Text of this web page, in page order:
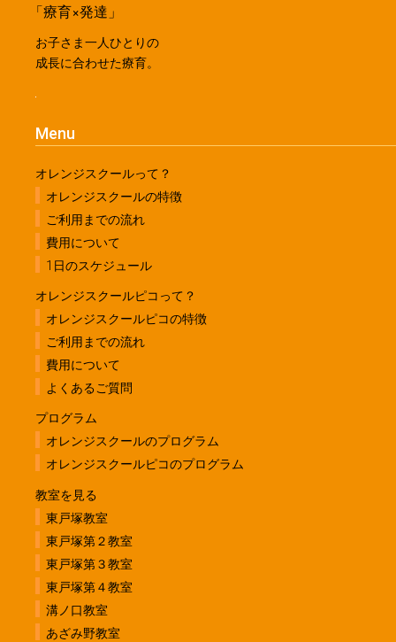
「療育×発達」
お子さま一人ひとりの
成長に合わせた療育。
Menu
オレンジスクールって？
オレンジスクールの特徴
ご利用までの流れ
費用について
1日のスケジュール
オレンジスクールピコって？
オレンジスクールピコの特徴
ご利用までの流れ
費用について
よくあるご質問
プログラム
オレンジスクールのプログラム
オレンジスクールピコのプログラム
教室を見る
東戸塚教室
東戸塚第２教室
東戸塚第３教室
東戸塚第４教室
溝ノ口教室
あざみ野教室